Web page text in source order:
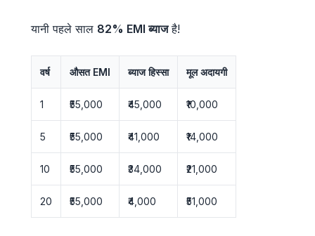
यानी पहले साल 82% EMI ब्याजहै!
वर्ष औसत EMI ब्याज हिस्सा मूल अदायगी
1 ₹55,000 ₹45,000 ₹10,000
5 ₹55,000 ₹41,000 ₹14,000
10 ₹55,000 ₹34,000 ₹21,000
20 ₹55,000 ₹4,000 ₹51,000